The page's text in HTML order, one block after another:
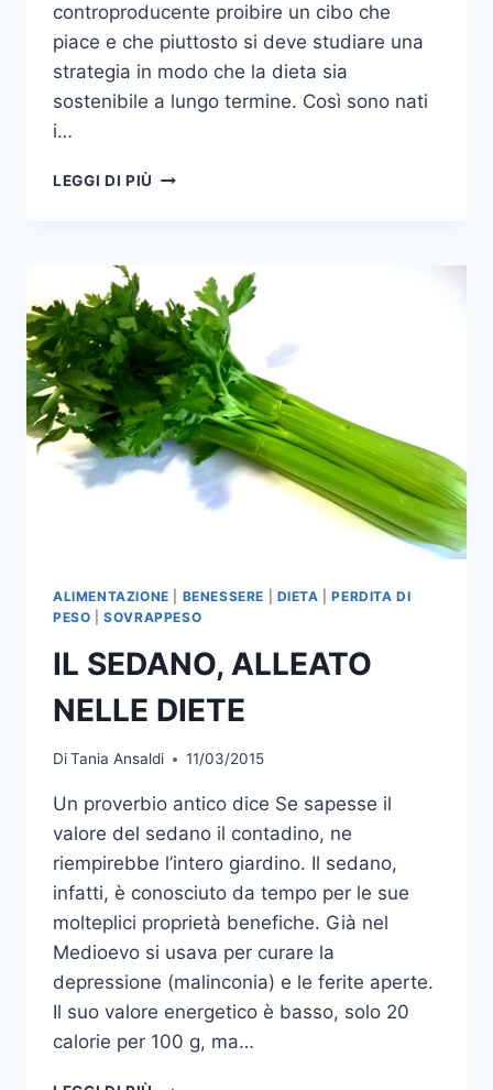
controproducente proibire un cibo che
piace e che piuttosto si deve studiare una
strategia in modo che la dieta sia
sostenibile a lungo termine. Così sono nati
i…
LEGGI DI PIÙ LA
CIOCCOLATO
ALIMENTAZIONE BENESSERE DIETA |PERDITA DI
PESO |SOVRAPPESO
IL SEDANO, ALLEATO
NELLE DIETE
DiTania Ansaldi 11/03/2015
Un proverbio antico dice Se sapesse il
valore del sedano il contadino, ne
riempirebbe l’intero giardino. Il sedano,
infatti, è conosciuto da tempo per le sue
molteplici proprietà benefiche. Già nel
Medioevo si usava per curare la
depressione (malinconia) e le ferite aperte.
Il suo valore energetico è basso, solo 20
calorie per 100 g, ma…